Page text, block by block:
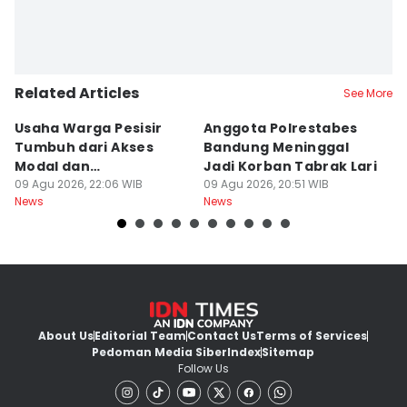
Related Articles See More
Usaha Warga Pesisir
Tumbuh dari Akses
Modal dan
Pendampingan
09 Agu 2026, 22:06 WIB
News
Anggota Polrestabes
Bandung Meninggal
Jadi Korban Tabrak Lari
09 Agu 2026, 20:51 WIB
News
About UsEditorial TeamContact UsTerms of Services
Pedoman Media SiberIndexSitemap
Follow Us